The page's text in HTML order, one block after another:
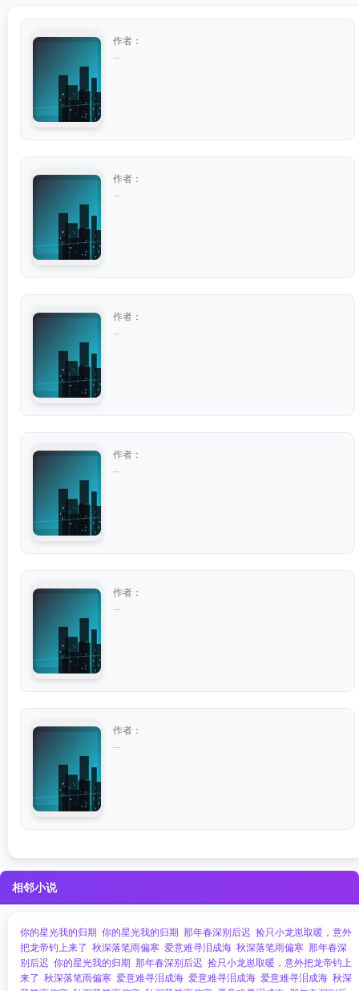
作者：
作者：
作者：
作者：
作者：
作者：
相邻小说
你的星光我的归期 你的星光我的归期 那年春深别后迟 捡只小龙崽取暖，意外
把龙帝钓上来了 秋深落笔雨偏寒 爱意难寻泪成海 秋深落笔雨偏寒 那年春深
别后迟 你的星光我的归期 那年春深别后迟 捡只小龙崽取暖，意外把龙帝钓上
来了 秋深落笔雨偏寒 爱意难寻泪成海 爱意难寻泪成海 爱意难寻泪成海 秋深